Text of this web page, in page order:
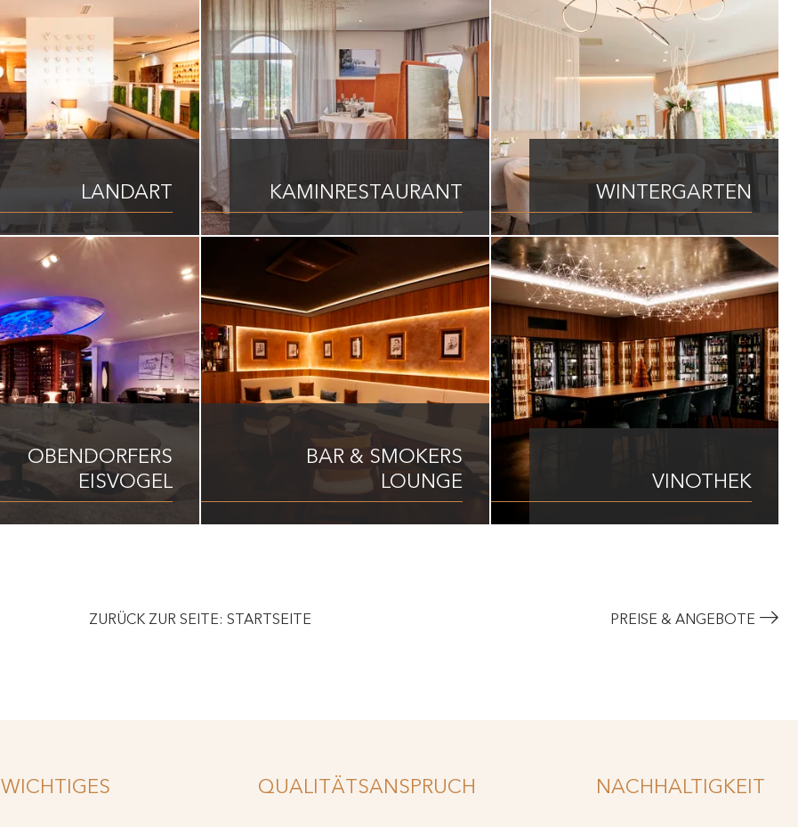
LANDART KAMINRESTAURANT WINTERGARTEN
OBENDORFERS
EISVOGEL
BAR & SMOKERS
LOUNGE
VINOTHEK
ZURÜCK ZUR SEITE: STARTSEITE PREISE & ANGEBOTE
WICHTIGES QUALITÄTSANSPRUCH NACHHALTIGKEIT